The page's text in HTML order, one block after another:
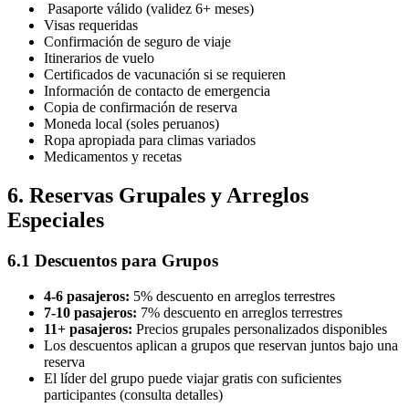
Pasaporte válido (validez 6+ meses)
Visas requeridas
Confirmación de seguro de viaje
Itinerarios de vuelo
Certificados de vacunación si se requieren
Información de contacto de emergencia
Copia de confirmación de reserva
Moneda local (soles peruanos)
Ropa apropiada para climas variados
Medicamentos y recetas
6. Reservas Grupales y Arreglos
Especiales
6.1 Descuentos para Grupos
4-6 pasajeros: 5% descuento en arreglos terrestres
7-10 pasajeros: 7% descuento en arreglos terrestres
11+ pasajeros: Precios grupales personalizados disponibles
Los descuentos aplican a grupos que reservan juntos bajo una
reserva
El líder del grupo puede viajar gratis con suficientes
participantes (consulta detalles)